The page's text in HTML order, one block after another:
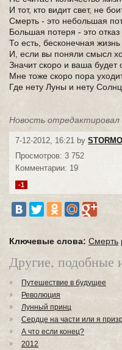
И тот, кто видит свет, не
Смерть - это небольшая
Большая потеря - это отказ
То есть, бесконечная
И, если вы поняли смысл
Значит скоро и ваша будет
Мне тоже скоро пора
Где нету Луны и нету
Новость отредактировал
7-12-2012, 16:21 by
Просмотров: 3 752
Комментарии: 19
-1
Ключевые слова: Смерть
Другие, подобные
Путешествие в будущее
Революция
Лунный принц
Сердце на части или я
А что если конец?
2012